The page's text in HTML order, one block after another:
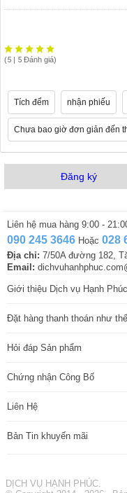
(5 | 5 Đánh giá)
Tích đểm nhận phiếu
Chưa bao giờ đơn giản đến
Đăng ký
Liên hệ mua hàng 9:00 -
090 245 3646 Hoặc 028
Địa chỉ: 7/50A đường 182,
Email:
Giới thiệu Dịch vụ Hạnh Phúc
Đặt hàng thanh thoán như
Hỏi đáp Sản phẩm
Chứng nhận Công Bố
Liên Hệ
Bản Tin khuyến mãi
DỊCH VỤ HẠNH PHÚC.